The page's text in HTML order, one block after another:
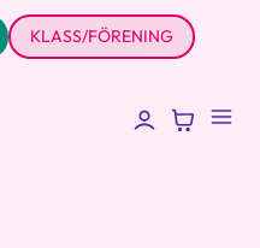
KLASS/FÖRENING